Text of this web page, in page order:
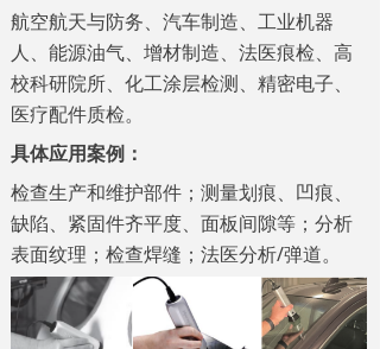
航空航天与防务、汽车制造、工业机器
人、能源油气、增材制造、法医痕检、高
校科研院所、化工涂层检测、精密电子、
医疗配件质检。
具体应用案例：
检查生产和维护部件； 测量划痕、凹痕、
缺陷、紧固件齐平度、面板间隙等； 分析
表面纹理； 检查焊缝 ； 法医分析/弹道。